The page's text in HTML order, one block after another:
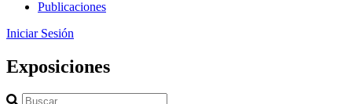
Publicaciones
Iniciar Sesión
Exposiciones